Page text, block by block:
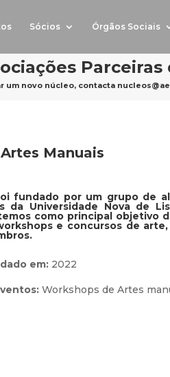
Sócios Órgãos Sociais
Parceiras
um novo núcleo, contacta
Manuais
fundado por um grupo de
da Universidade Nova de
como principal objetivo
e concursos de
em: 2022
Workshops de Artes